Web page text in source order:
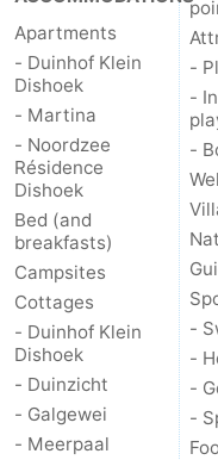
Apartments
- Duinhof Klein
Dishoek
- Martina
- Noordzee
Résidence
Dishoek
Bed (and
breakfasts)
Campsites
Cottages
- Duinhof Klein
Dishoek
- Duinzicht
- Galgewei
- Meerpaal
-
-
-
-
-
-
-